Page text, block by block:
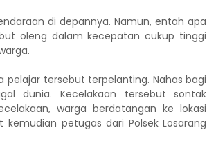
di depannya. Namun, entah apa
oleng dalam kecepatan cukup tinggi
tersebut terpelanting. Nahas bagi
dunia. Kecelakaan tersebut sontak
warga berdatangan ke lokasi
petugas dari Polsek Losarang